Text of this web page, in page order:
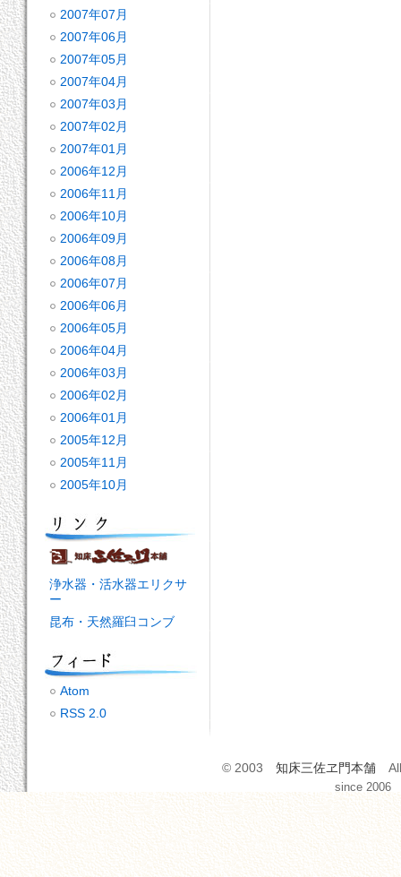
2007年07月
2007年06月
2007年05月
2007年04月
2007年03月
2007年02月
2007年01月
2006年12月
2006年11月
2006年10月
2006年09月
2006年08月
2006年07月
2006年06月
2006年05月
2006年04月
2006年03月
2006年02月
2006年01月
2005年12月
2005年11月
2005年10月
浄水器・活水器エリクサ
ー
昆布・天然羅臼コンブ
Atom
RSS 2.0
© 2003 知床三佐ヱ門本舗 All
since 2006